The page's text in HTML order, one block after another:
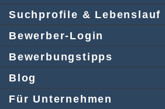
Suchprofile & Lebenslauf
Bewerber-Login
Bewerbungstipps
Blog
Für Unternehmen